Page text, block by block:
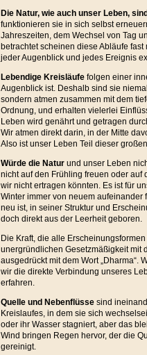
Die Natur, wie auch unser Leben,
funktionieren sie in sich selbst
Jahreszeiten, dem Wechsel von Tag
betrachtet scheinen diese Abläufe
jeder Augenblick und jedes Ereignis
Lebendige Kreisläufe folgen einer
Augenblick ist. Deshalb sind sie
sondern atmen zusammen mit dem
Ordnung, und erhalten vielerlei
Leben wird genährt und getragen
Wir atmen direkt darin, in der Mitte
Also ist unser Leben Teil dieser
Würde die Natur und unser Leben
nicht auf den Frühling freuen oder auf
wir nicht ertragen könnten. Es ist für
Winter immer von neuem
neu ist, in seiner Struktur und
doch direkt aus der Leerheit geboren.
Die Kraft, die alle
unergründlichen Gesetzmäßigkeit mit
ausgedrückt mit dem Wort „Dharma“.
wir die direkte Verbindung unseres
erfahren.
Quelle und Nebenflüsse sind
Kreislaufes, in dem sie sich
oder ihr Wasser stagniert, aber das
Wind bringen Regen hervor, der die
gereinigt.